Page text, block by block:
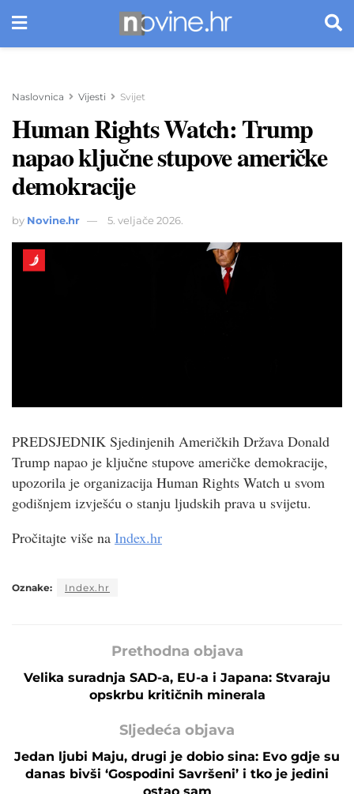
Naslovnica Vijesti Svijet
Human Rights Watch: Trump
napao ključne stupove američke
demokracije
by Novine.hr 5. veljače 2026.
PREDSJEDNIK Sjedinjenih Američkih Država Donald
Trump napao je ključne stupove američke demokracije,
upozorila je organizacija Human Rights Watch u svom
godišnjem izvješću o stanju ljudskih prava u svijetu.
Pročitajte više na Index.hr
Oznake: Index.hr
Prethodna objava
Velika suradnja SAD-a, EU-a i Japana: Stvaraju
opskrbu kritičnih minerala
Sljedeća objava
Jedan ljubi Maju, drugi je dobio sina: Evo gdje su
danas bivši ‘Gospodini Savršeni’ i tko je jedini